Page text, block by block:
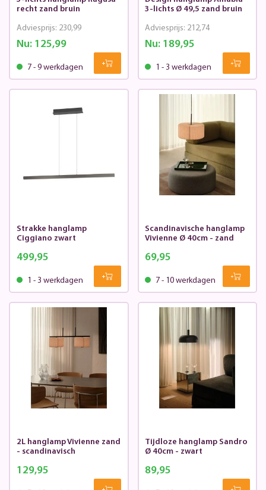
recht zand bruin
Nu:125,99
Adviesprijs: 230,99
7 - 9 werkdagen
3-lichts Ø 49,5 zand bruin
Nu: 189,95
Adviesprijs: 212,74
1 - 3 werkdagen
Strakke hanglamp
Ciggiano zwart
499,95
1 - 3 werkdagen
Scandinavische hanglamp
Vivienne Ø 40cm - zand
69,95
7 - 10 werkdagen
2L hanglamp Vivienne zand
- scandinavisch
129,95
Tijdloze hanglamp Sandro
Ø 40cm - zwart
89,95